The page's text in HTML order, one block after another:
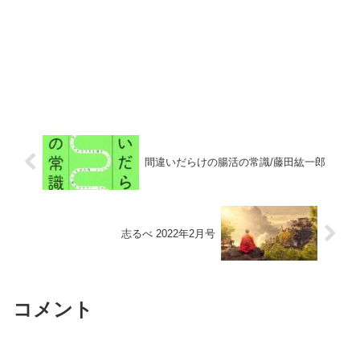
間違いだらけの腸活の常識/藤田紘一郎
志るべ 2022年2月号
コメント